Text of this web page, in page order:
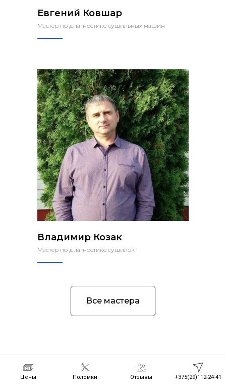
Цены Поломки Отзывы +375(29)112-24-41
Евгений Ковшар
Мастер по диагностике сушильных машин
Владимир Козак
Мастер по диагностике сушилок
Все мастера